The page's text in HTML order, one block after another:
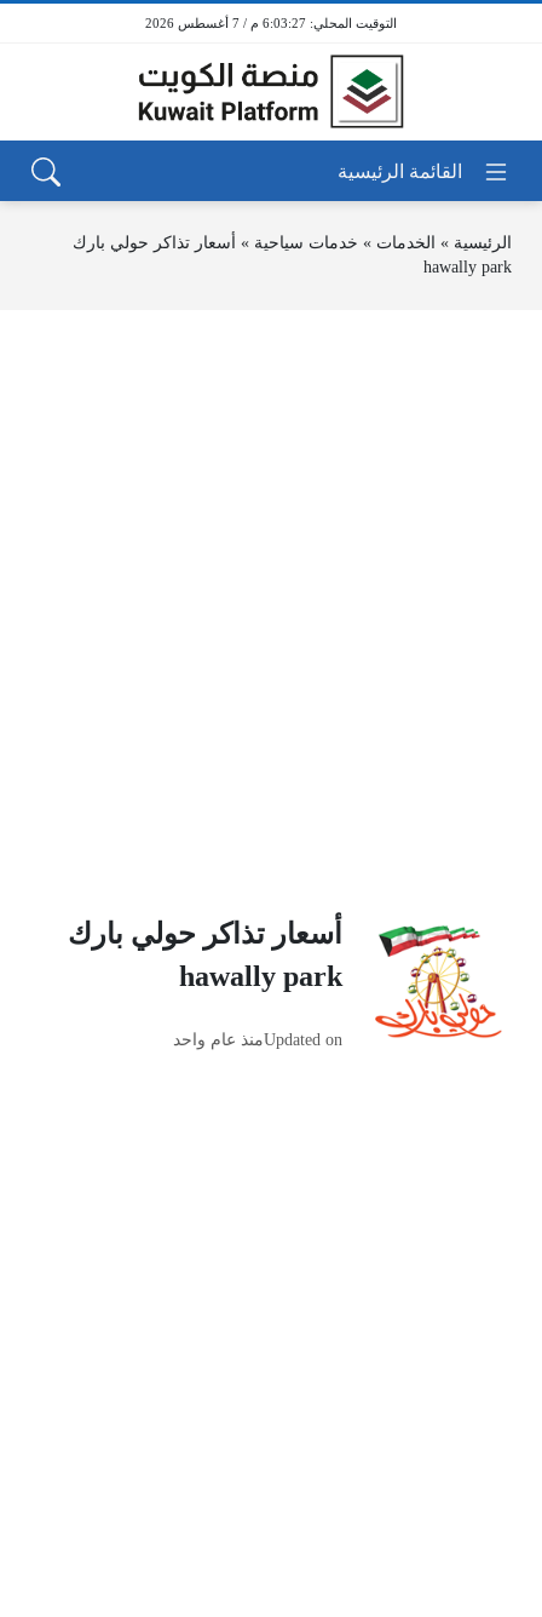
6:03:27 م / 7 أغسطس 2026
الرئيسية » الخدمات » خدمات سياحية » أسعار تذاكر حولي بارك
hawally park
أسعار تذاكر حولي بارك
hawally park
Updated onمنذ عام واحد